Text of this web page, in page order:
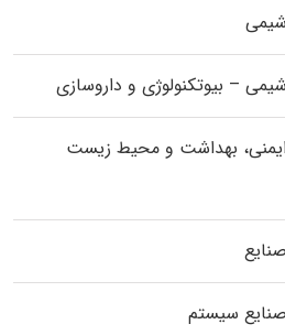
– بیوتکنولوژی و داروسازی
بهداشت و محیط زیست
سیستم